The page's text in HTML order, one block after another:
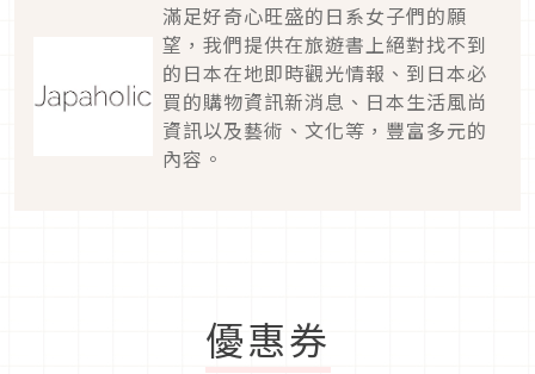
滿足好奇心旺盛的日系女子們的願
望，我們提供在旅遊書上絕對找不到
的日本在地即時觀光情報、到日本必
買的購物資訊新消息、日本生活風尚
資訊以及藝術、文化等，豐富多元的
內容。
優惠券